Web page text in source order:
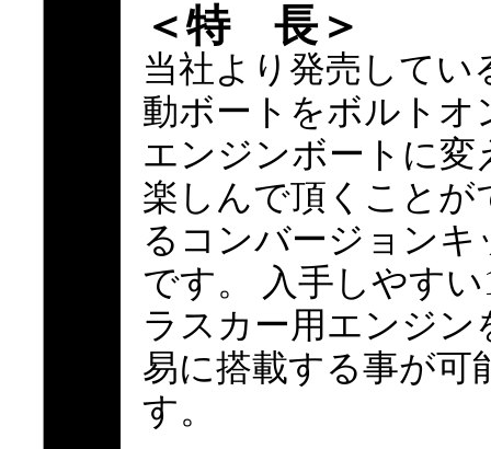
＜特 長＞
当社より発売してい
動ボートをボルトオ
エンジンボートに変
楽しんで頂くことが
るコンバージョンキ
です。 入手しやすい
ラスカー用エンジン
易に搭載する事が可
す。